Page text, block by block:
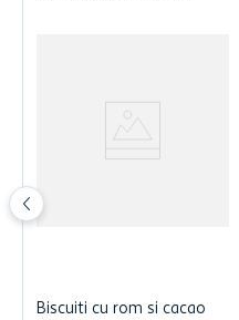
Biscuiti cu rom si cacao